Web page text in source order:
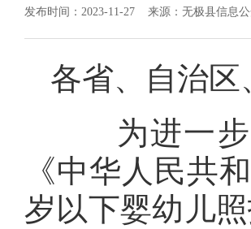
发布时间：2023-11-27 来源：无极县信息
各省、自治
为进一步
《中华人民共
岁以下婴幼儿